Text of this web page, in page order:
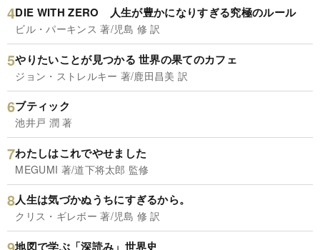
DIE WITH ZERO 人生が豊かになりすぎる究極のルール
ビル・パーキンス 著/児島 修 訳
やりたいことが見つかる 世界の果てのカフェ
ジョン・ストレルキー 著/鹿田昌美 訳
ブティック
池井戸 潤 著
わたしはこれでやせました
MEGUMI 著/道下将太郎 監修
人生は気づかぬうちにすぎるから。
クリス・ギレボー 著/児島 修 訳
地図で学ぶ「深読み」世界史